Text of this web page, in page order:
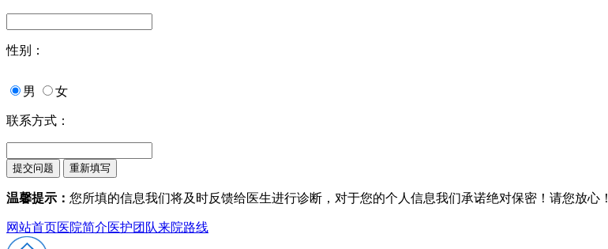
性别：
男 女
联系方式：
温馨提示： 您所填的信息我们将及时反馈给医生进行诊断，对于您的个人信息我们承诺绝对保密！请您放心！
网站首页医院简介医护团队来院路线